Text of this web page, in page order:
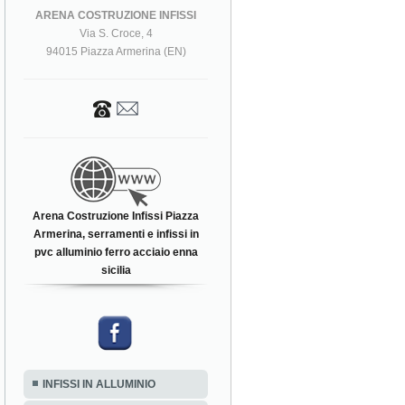
ARENA COSTRUZIONE INFISSI
Via S. Croce, 4
94015 Piazza Armerina (EN)
Arena Costruzione Infissi Piazza
Armerina, serramenti e infissi in
pvc alluminio ferro acciaio enna
sicilia
INFISSI IN ALLUMINIO